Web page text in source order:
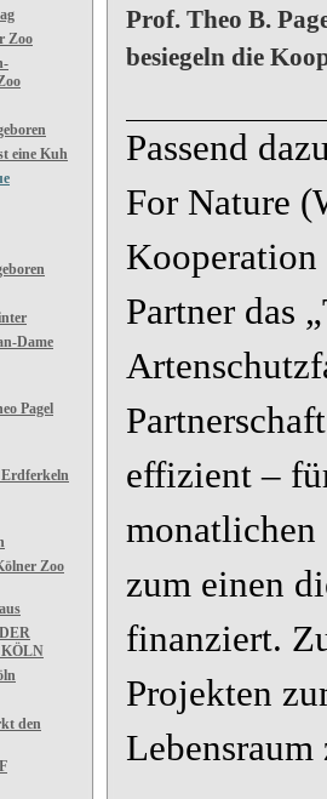
Zoo
eine Kuh
Dame
Pagel
Erdferkeln
Zoo
KÖLN
den
Prof. Theo B.
besiegeln die
Passend
For Nature
Kooperation
Partner das
effizient –
monatlichen
zum einen
finanziert.
Projekten
Lebensraum